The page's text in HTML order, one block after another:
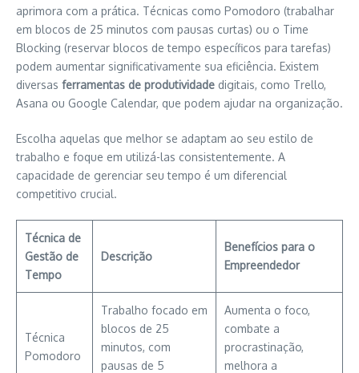
aprimora com a prática. Técnicas como Pomodoro (trabalhar
em blocos de 25 minutos com pausas curtas) ou o Time
Blocking (reservar blocos de tempo específicos para tarefas)
podem aumentar significativamente sua eficiência. Existem
diversas ferramentas de produtividade digitais, como Trello,
Asana ou Google Calendar, que podem ajudar na organização.
Escolha aquelas que melhor se adaptam ao seu estilo de
trabalho e foque em utilizá-las consistentemente. A
capacidade de gerenciar seu tempo é um diferencial
competitivo crucial.
Técnica de
Gestão de
Tempo
Descrição
Benefícios para o
Empreendedor
Técnica
Pomodoro
Trabalho focado em
blocos de 25
minutos, com
pausas de 5
Aumenta o foco,
combate a
procrastinação,
melhora a